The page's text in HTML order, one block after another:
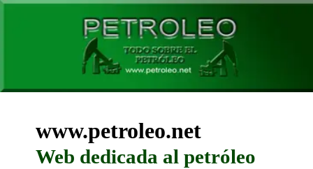
www.petroleo.net
Web dedicada al petróleo